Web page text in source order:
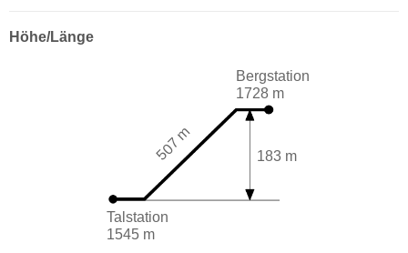
Höhe/Länge
Talstation
1545 m
Bergstation
1728 m
183 m
507 m